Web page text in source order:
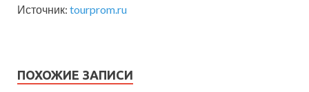
Источник: tourprom.ru
ПОХОЖИЕ ЗАПИСИ